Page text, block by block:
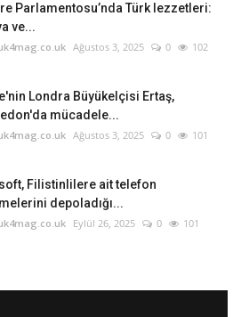
Parlamentosu’nda Türk lezzetleri:
ve...
Ağustos 3, 2025 0 102
Londra Büyükelçisi Ertaş,
mücadele...
Ağustos 3, 2025 0 101
Filistinlilere ait telefon
depoladığı...
Eylül 26, 2025 0 101